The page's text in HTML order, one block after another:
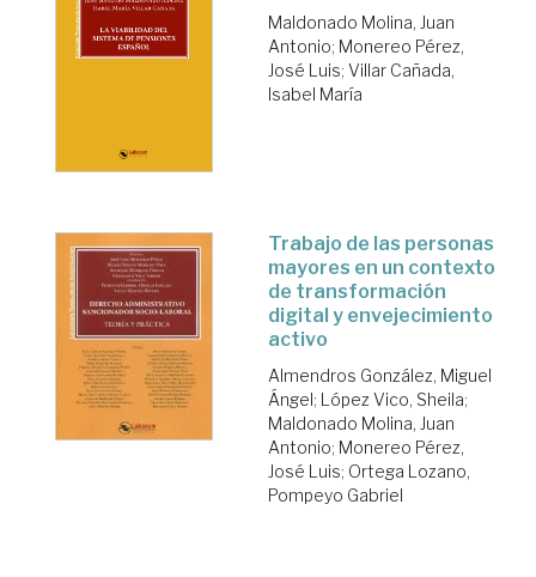
Maldonado Molina, Juan
Antonio; Monereo Pérez,
José Luis; Villar Cañada,
Isabel María
Trabajo de las personas
mayores en un contexto
de transformación
digital y envejecimiento
activo
Almendros González, Miguel
Ángel; López Vico, Sheila;
Maldonado Molina, Juan
Antonio; Monereo Pérez,
José Luis; Ortega Lozano,
Pompeyo Gabriel